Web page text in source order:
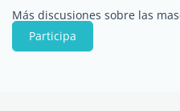
Más discusiones sobre las
Participa